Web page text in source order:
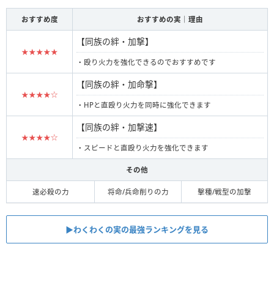
おすすめ度 おすすめの実｜理由
★★★★★
【同族の絆・加撃】
・殴り火力を強化できるのでおすすめです
★★★★☆
【同族の絆・加命撃】
・HPと直殴り火力を同時に強化できます
★★★★☆
【同族の絆・加撃速】
・スピードと直殴り火力を強化できます
その他
速必殺の力 将命/兵命削りの力 擊種/戦型の加撃
▶︎︎わくわくの実の最強ランキングを見る